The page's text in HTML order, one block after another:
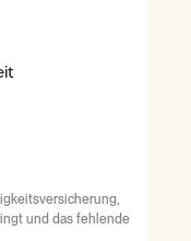
und das fehlende